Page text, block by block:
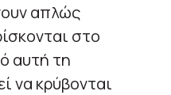
απλώς
στο
αυτή τη
να κρύβονται